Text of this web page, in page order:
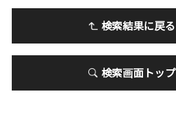
検索結果に戻る
検索画面トップ